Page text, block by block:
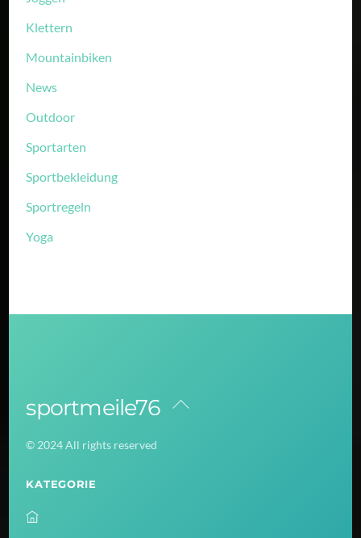
Klettern
Mountainbiken
News
Outdoor
Sportarten
Sportbekleidung
Sportregeln
Yoga
Back
sportmeile76
© 2024 All rights reserved
KATEGORIE